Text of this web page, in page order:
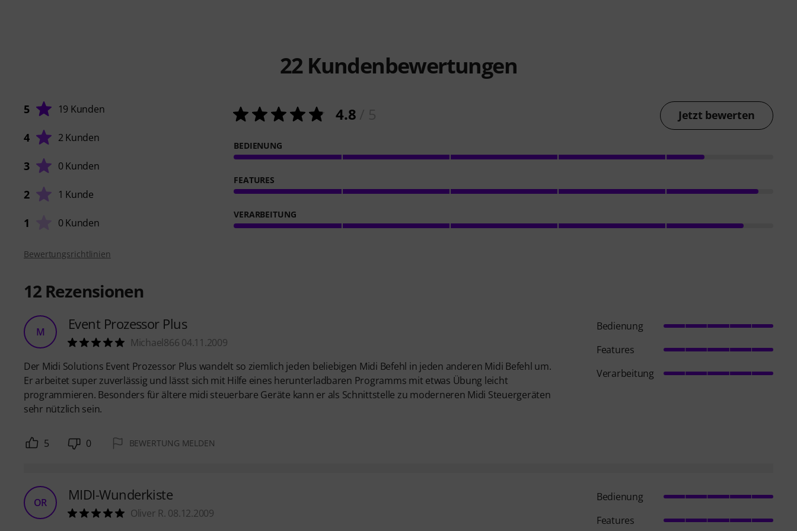
22Kundenbewertungen
5 19 Kunden
4 2 Kunden
3 0 Kunden
2 1 Kunde
1 0 Kunden
4.8 Jetzt bewerten
BEDIENUNG
FEATURES
VERARBEITUNG
Bewertungsrichtlinien
12 Rezensionen
M Event Prozessor Plus
Michael866 04.11.2009
Der Midi Solutions Event Prozessor Plus wandelt so ziemlich jeden beliebigen Midi Befehl in jeden anderen Midi Befehl um.
Er arbeitet super zuverlässig und lässt sich mit Hilfe eines herunterladbaren Programms mit etwas Übung leicht
programmieren. Besonders für ältere midi steuerbare Geräte kann er als Schnittstelle zu moderneren Midi Steuergeräten
sehr nützlich sein.
Bedienung
Features
Verarbeitung
5 0 BEWERTUNG MELDEN
OR MIDI-Wunderkiste
Oliver R. 08.12.2009
Bedienung
Features